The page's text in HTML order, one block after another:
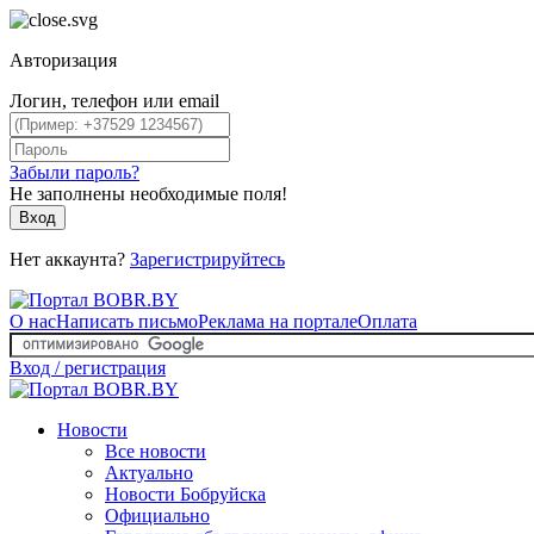
Авторизация
Логин, телефон или email
Забыли пароль?
Не заполнены необходимые поля!
Вход
Нет аккаунта? Зарегистрируйтесь
О насНаписать письмоРеклама на порталеОплата
Вход / регистрация
Новости
Все новости
Актуально
Новости Бобруйска
Официально